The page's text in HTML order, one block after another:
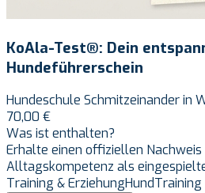
KoAla-Test®: Dein
Hundeführerschein
Hundeschule Schmitzeinander in
70,00 €
Was ist enthalten?
Erhalte einen offiziellen Nachweis
Alltagskompetenz als
Training & ErziehungHundTraining